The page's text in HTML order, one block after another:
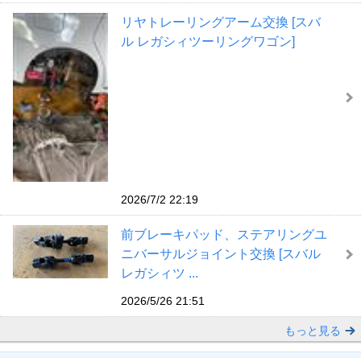
リヤトレーリングアーム交換 [スバ
ル レガシィツーリングワゴン]
2026/7/2 22:19
前ブレーキパッド、ステアリングユ
ニバーサルジョイント交換 [スバル
レガシィツ ...
2026/5/26 21:51
もっと見る